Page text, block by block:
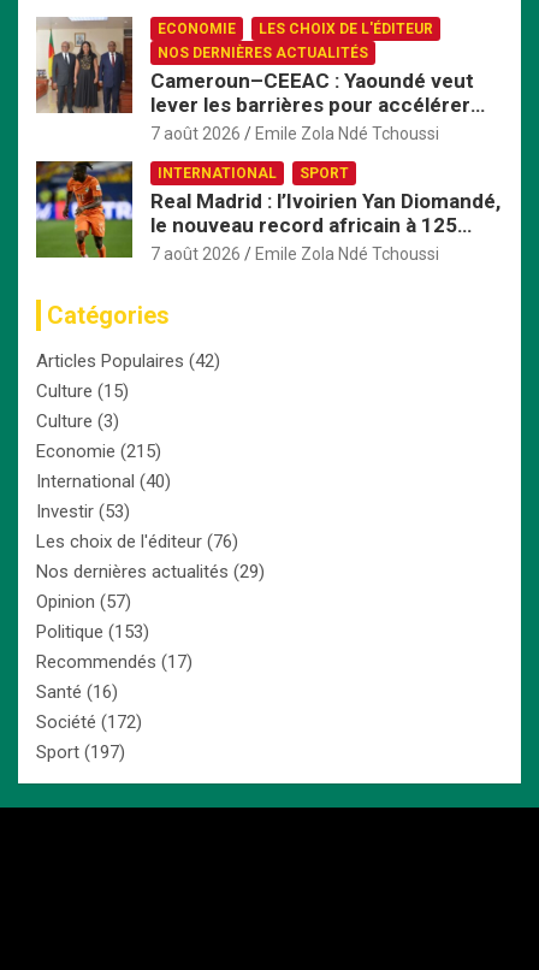
ECONOMIE
LES CHOIX DE L'ÉDITEUR
NOS DERNIÈRES ACTUALITÉS
Cameroun–CEEAC : Yaoundé veut
lever les barrières pour accélérer
l’intégration économique
7 août 2026 Emile Zola Ndé Tchoussi
INTERNATIONAL SPORT
Real Madrid : l’Ivoirien Yan Diomandé,
le nouveau record africain à 125
millions d’euros
7 août 2026 Emile Zola Ndé Tchoussi
Catégories
Articles Populaires (42)
Culture (15)
Culture (3)
Economie (215)
International (40)
Investir (53)
Les choix de l'éditeur (76)
Nos dernières actualités (29)
Opinion (57)
Politique (153)
Recommendés (17)
Santé (16)
Société (172)
Sport (197)